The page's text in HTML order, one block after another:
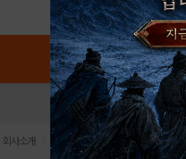
로그인
회사소개 이용약관 | 개인정보 처리방침 |